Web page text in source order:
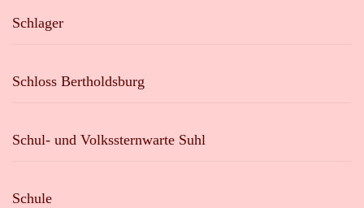
Schlager
Schloss Bertholdsburg
Schul- und Volkssternwarte Suhl
Schule